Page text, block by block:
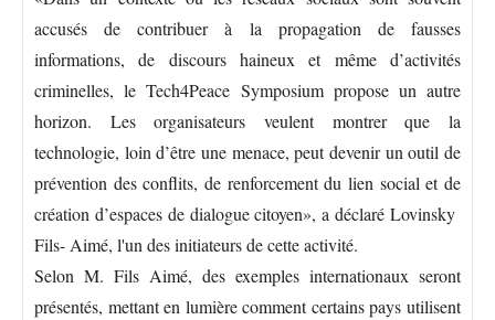
accusés de contribuer à la propagation de fausses
informations, de discours haineux et même d’activités
criminelles, le Tech4Peace Symposium propose un autre
horizon. Les organisateurs veulent montrer que la
technologie, loin d’être une menace, peut devenir un outil de
prévention des conflits, de renforcement du lien social et de
création d’espaces de dialogue citoyen», a déclaré Lovinsky
Fils- Aimé, l'un des initiateurs de cette activité.
Selon M. Fils Aimé, des exemples internationaux seront
présentés, mettant en lumière comment certains pays utilisent